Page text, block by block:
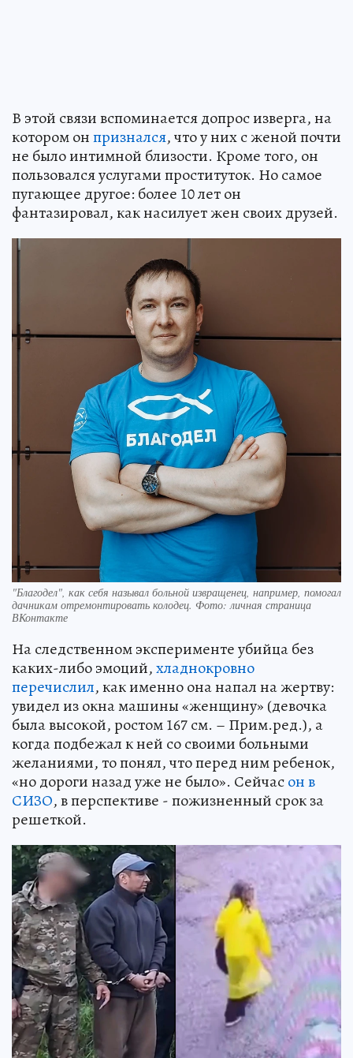
В этой связи вспоминается допрос изверга, на
котором онпризнался, что у них с женой почти
не было интимной близости. Кроме того, он
пользовался услугами проституток. Но самое
пугающее другое: более 10 лет он
фантазировал, как насилует жен своих друзей.
"Благодел", как себя называл больной извращенец, например, помогал
дачникам отремонтировать колодец. Фото: личная страница
ВКонтакте
На следственном эксперименте убийца без
каких-либо эмоций,хладнокровно
перечислил, как именно она напал на жертву:
увидел из окна машины «женщину» (девочка
была высокой, ростом 167 см. – Прим.ред.), а
когда подбежал к ней со своими больными
желаниями, то понял, что перед ним ребенок,
«но дороги назад уже не было». Сейчасон в
СИЗО, в перспективе - пожизненный срок за
решеткой.